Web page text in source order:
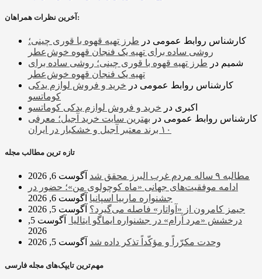
آخرین نظرات همراهان:
کارشناس روابط عمومی در طرز تهیه قهوه با قوری چینی؛
روشی ساده برای تهیه یک فنجان قهوه خوش‌عطر
شمیم در طرز تهیه قهوه با قوری چینی؛ روشی ساده برای
تهیه یک فنجان قهوه خوش‌عطر
کارشناس روابط عمومی در خرید و فروش لوازم یدکی
کوماتسو
اکبری در خرید و فروش لوازم یدکی کوماتسو
کارشناس روابط عمومی در بهترین سایت خرید آجیل؛ معرفی
۱۰ برند معتبر آجیل و خشکبار در ایران
تازه ترین مطالب مجله
مطالبه ۹ ساله مردم غرب البرز محقق شد
آگوست 6, 2026
ادامه موفقیت‌های جهانی «ماه کوچولوی من»؛ حضور در
جشنواره ماربیا اسپانیا آگوست 6, 2026
جیمز کامرون از «آواتار» فاصله می‌گیرد؟ آگوست 5, 2026
درخشش «مرد آرام» در جشنواره ایماگو ایتالیا
آگوست 5,
2026
وحدت مکرّراً و مؤکّداً تذکر داده شد آگوست 5, 2026
مهم‌ترین تایپک‌های مجله فارسی